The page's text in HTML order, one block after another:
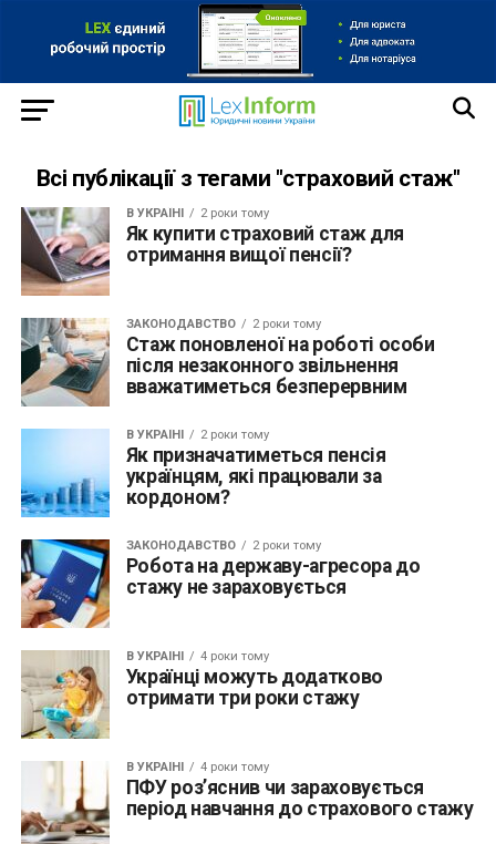
Всі публікації з тегами "страховий стаж"
В УКРАЇНІ 2 роки тому
Як купити страховий стаж для
отримання вищої пенсії?
ЗАКОНОДАВСТВО 2 роки тому
Стаж поновленої на роботі особи
після незаконного звільнення
вважатиметься безперервним
В УКРАЇНІ 2 роки тому
Як призначатиметься пенсія
українцям, які працювали за
кордоном?
ЗАКОНОДАВСТВО 2 роки тому
Робота на державу-агресора до
стажу не зараховується
В УКРАЇНІ 4 роки тому
Українці можуть додатково
отримати три роки стажу
В УКРАЇНІ 4 роки тому
ПФУ роз’яснив чи зараховується
період навчання до страхового стажу